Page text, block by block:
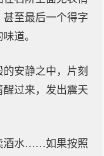
至最后一个得字
道。
安静之中，片刻
过来，发出震天
酒水……如果按照